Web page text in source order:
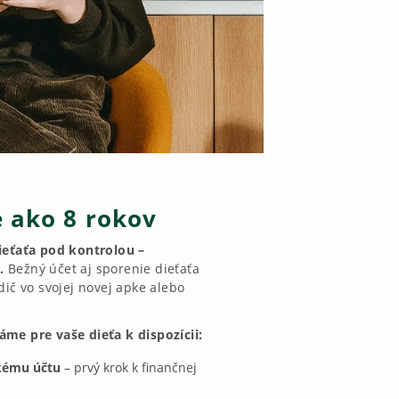
ako 8 rokov
pod kontrolou –
Bežný účet aj sporenie dieťaťa
vo svojej novej apke alebo
pre vaše dieťa k dispozícii:
účtu – prvý krok k finančnej